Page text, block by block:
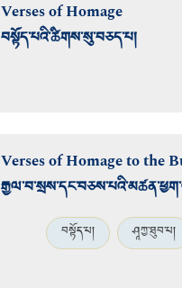
Verses of Homage
བསྟོད་པའི་ཚིགས་སུ་བཅད་པ།
Verses of Homage to the
བསྟོད་པ། ཤཱཀྱ་ཐུབ་པ།